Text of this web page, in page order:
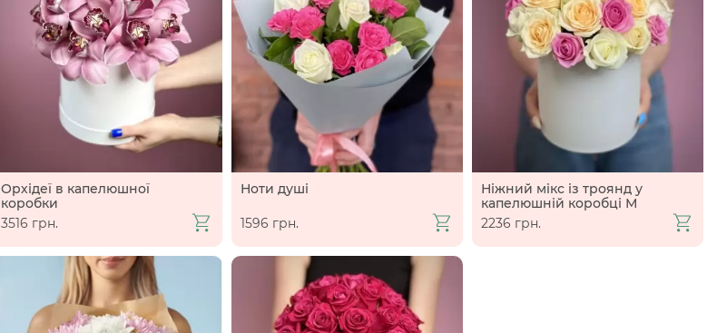
Орхідеї в капелюшної
коробки
3516 грн.
Ноти душі
1596 грн.
Ніжний мікс із троянд у
капелюшній коробці М
2236 грн.